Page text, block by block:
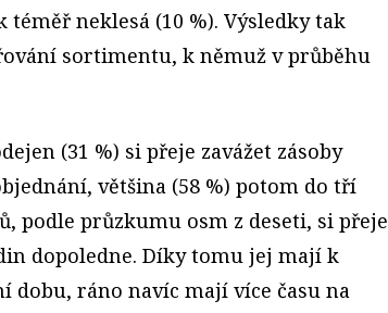
téměř neklesá (10 %). Výsledky tak
sortimentu, k němuž v průběhu
(31 %) si přeje zavážet zásoby
většina (58 %) potom do tří
podle průzkumu osm z deseti, si přeje
dopoledne. Díky tomu jej mají k
dobu, ráno navíc mají více času na